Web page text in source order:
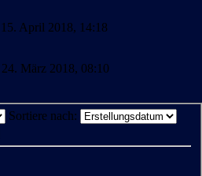
April 2018, 14:18
24. März 2018, 08:10
Sortiere nach: